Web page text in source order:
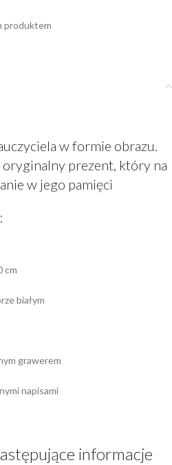
produktem
w formie obrazu.
prezent, który na
w jego pamięci
cm
białym
grawerem
napisami
informacje